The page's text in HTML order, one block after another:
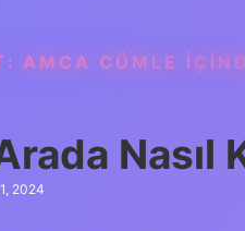
AMCA CÜMLE
Nasıl
2024